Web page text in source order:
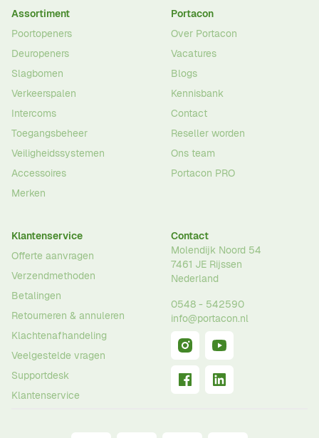
Assortiment
Poortopeners
Deuropeners
Slagbomen
Verkeerspalen
Intercoms
Toegangsbeheer
Veiligheidssystemen
Accessoires
Merken
Portacon
Over Portacon
Vacatures
Blogs
Kennisbank
Contact
Reseller worden
Ons team
Portacon PRO
Klantenservice
Offerte aanvragen
Verzendmethoden
Betalingen
Retourneren & annuleren
Klachtenafhandeling
Veelgestelde vragen
Supportdesk
Klantenservice
Contact
Molendijk Noord 54
7461 JE Rijssen
Nederland
0548 - 542590
info@portacon.nl